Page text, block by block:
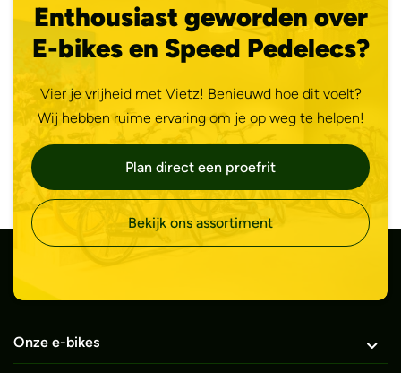
Enthousiast geworden over
E-bikes en Speed Pedelecs?
Vier je vrijheid met Vietz! Benieuwd hoe dit voelt?
Wij hebben ruime ervaring om je op weg te helpen!
Plan direct een proefrit
Bekijk ons assortiment
Onze e-bikes